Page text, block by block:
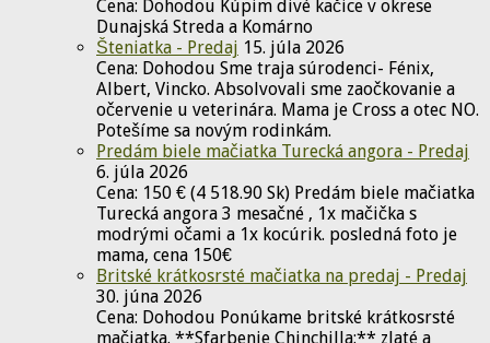
Cena: Dohodou Kúpim divé kačice v okrese
Dunajská Streda a Komárno
Šteniatka - Predaj 15. júla 2026
Cena: Dohodou Sme traja súrodenci- Fénix,
Albert, Vincko. Absolvovali sme zaočkovanie a
očervenie u veterinára. Mama je Cross a otec NO.
Potešíme sa novým rodinkám.
Predám biele mačiatka Turecká angora - Predaj
6. júla 2026
Cena: 150 € (4 518.90 Sk) Predám biele mačiatka
Turecká angora 3 mesačné , 1x mačička s
modrými očami a 1x kocúrik. posledná foto je
mama, cena 150€
Britské krátkosrsté mačiatka na predaj - Predaj
30. júna 2026
Cena: Dohodou Ponúkame britské krátkosrsté
mačiatka. **Sfarbenie Chinchilla:** zlaté a